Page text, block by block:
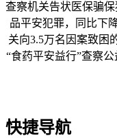
查察机关告状医保骗
品平安犯罪，同比下
关向3.5万名因案致困
“食药平安益行”查察
快捷导航